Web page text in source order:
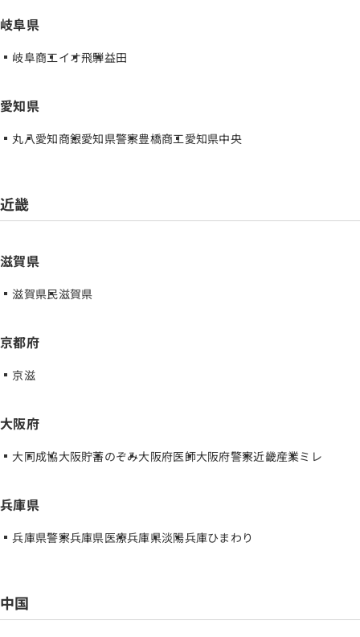
岐阜県
岐阜商工イオ飛騨益田
愛知県
丸八愛知商銀愛知県警察豊橋商工愛知県中央
近畿
滋賀県
滋賀県民滋賀県
京都府
京滋
大阪府
大同成協大阪貯蓄のぞみ大阪府医師大阪府警察近畿産業ミレ
兵庫県
兵庫県警察兵庫県医療兵庫県淡陽兵庫ひまわり
中国